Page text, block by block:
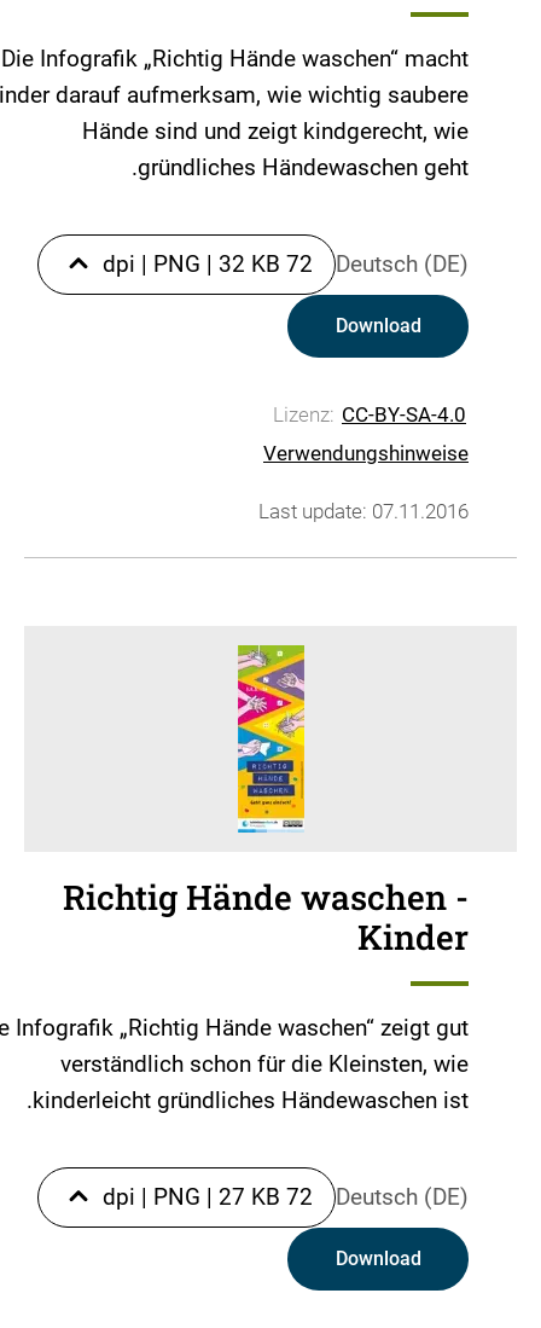
Die Infografik „Richtig Hände waschen“ macht
darauf aufmerksam, wie wichtig saubere
Hände sind und zeigt kindgerecht, wie
gründliches Händewaschen geht.
Deutsch (DE)
72 dpi
| PNG | 32 KB
Download
Lizenz: CC-BY-SA-4.0
Verwendungshinweise
Last update: 07.11.2016
Richtig Hände waschen -
Kinder
Infografik „Richtig Hände waschen“ zeigt gut
verständlich schon für die Kleinsten, wie
kinderleicht gründliches Händewaschen ist.
Deutsch (DE)
72 dpi
| PNG | 27 KB
Download